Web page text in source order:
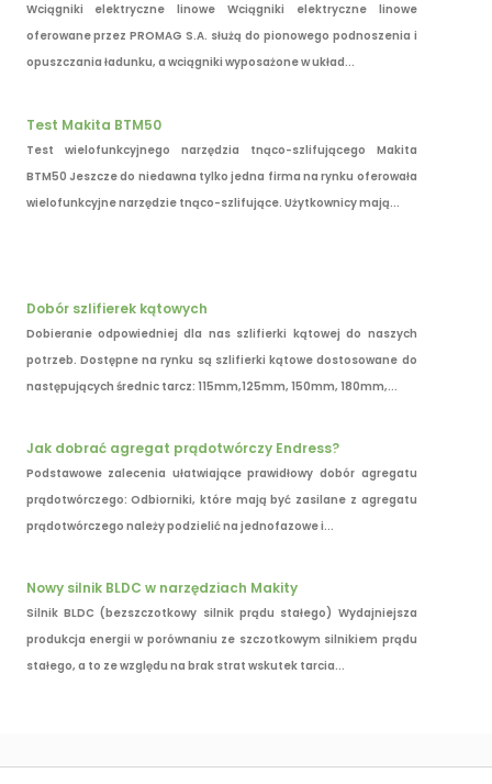
Wciągniki elektryczne linowe Wciągniki elektryczne linowe
oferowane przez PROMAG S.A. służą do pionowego podnoszenia i
opuszczania ładunku, a wciągniki wyposażone w układ...
Test Makita BTM50
Test wielofunkcyjnego narzędzia tnąco-szlifującego Makita
BTM50 Jeszcze do niedawna tylko jedna firma na rynku oferowała
wielofunkcyjne narzędzie tnąco-szlifujące. Użytkownicy mają...
Dobór szlifierek kątowych
Dobieranie odpowiedniej dla nas szlifierki kątowej do naszych
potrzeb. Dostępne na rynku są szlifierki kątowe dostosowane do
następujących średnic tarcz: 115mm,125mm, 150mm, 180mm,...
Jak dobrać agregat prądotwórczy Endress?
Podstawowe zalecenia ułatwiające prawidłowy dobór agregatu
prądotwórczego: Odbiorniki, które mają być zasilane z agregatu
prądotwórczego należy podzielić na jednofazowe i...
Nowy silnik BLDC w narzędziach Makity
Silnik BLDC (bezszczotkowy silnik prądu stałego) Wydajniejsza
produkcja energii w porównaniu ze szczotkowym silnikiem prądu
stałego, a to ze względu na brak strat wskutek tarcia...